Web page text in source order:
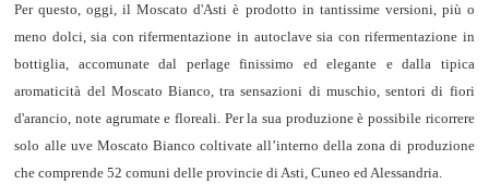
Per questo, oggi, il Moscato d'Asti è prodotto in tantissime versioni, più o
meno dolci, sia con rifermentazione in autoclave sia con rifermentazione in
bottiglia, accomunate dal perlage finissimo ed elegante e dalla tipica
aromaticità del Moscato Bianco, tra sensazioni di muschio, sentori di fiori
d'arancio, note agrumate e floreali. Per la sua produzione è possibile ricorrere
solo alle uve Moscato Bianco coltivate all’interno della zona di produzione
che comprende 52 comuni delle provincie di Asti, Cuneo ed Alessandria.